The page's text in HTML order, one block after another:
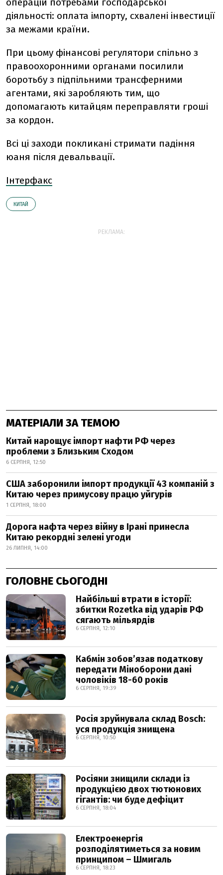
діяльності: оплата імпорту, схвалені інвестиції
за межами країни.
При цьому фінансові регулятори спільно з
правоохоронними органами посилили
боротьбу з підпільними трансферними
агентами, які заробляють тим, що
допомагають китайцям переправляти гроші
за кордон.
Всі ці заходи покликані стримати падіння
юаня після девальвації.
Інтерфакс
КИТАЙ
РЕКЛАМА:
МАТЕРІАЛИ ЗА ТЕМОЮ
Китай нарощує імпорт нафти РФ через
проблеми з Близьким Сходом
6 СЕРПНЯ, 12:50
США заборонили імпорт продукції 43 компаній з
Китаю через примусову працю уйгурів
1 СЕРПНЯ, 18:00
Дорога нафта через війну в Ірані принесла
Китаю рекордні зелені угоди
26 ЛИПНЯ, 14:00
ГОЛОВНЕ СЬОГОДНІ
Найбільші втрати в історії:
збитки Rozetka від ударів РФ
сягають мільярдів
6 СЕРПНЯ, 12:10
Кабмін зобовʼязав податкову
передати Міноборони дані
чоловіків 18-60 років
6 СЕРПНЯ, 19:39
Росія зруйнувала склад Bosch:
уся продукція знищена
6 СЕРПНЯ, 10:50
Росіяни знищили склади із
продукцією двох тютюнових
гігантів: чи буде дефіцит
6 СЕРПНЯ, 18:04
Електроенергія
розподілятиметься за новим
принципом – Шмигаль
6 СЕРПНЯ, 18:23